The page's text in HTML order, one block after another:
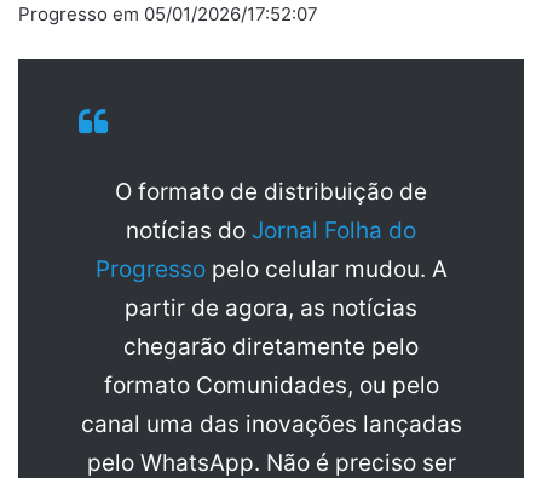
Progresso em 05/01/2026/17:52:07
O formato de distribuição de
notícias do Jornal Folha do
Progresso pelo celular mudou. A
partir de agora, as notícias
chegarão diretamente pelo
formato Comunidades, ou pelo
canal uma das inovações lançadas
pelo WhatsApp. Não é preciso ser